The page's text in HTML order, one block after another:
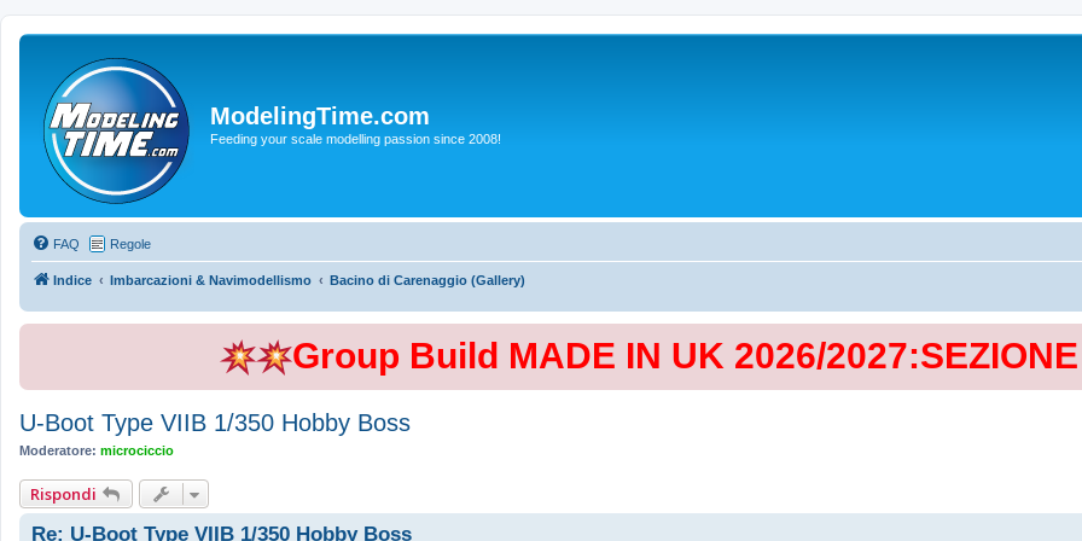
ModelingTime.com
Feeding your scale modelling passion since 2008!
FAQ Regole
Indice Imbarcazioni & Navimodellismo Bacino di Carenaggio (Gallery)
Group Build MADE IN UK 2026/
U-Boot Type VIIB 1/350 Hobby Boss
Moderatore: microciccio
Rispondi
Re: U-Boot Type VIIB 1/350 Hobby Boss